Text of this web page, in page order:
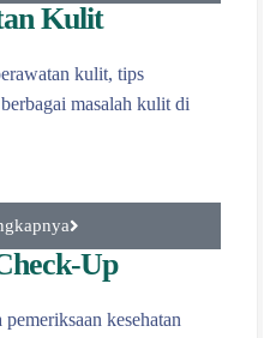
Kulit
kulit, tips
masalah kulit di
Up
kesehatan